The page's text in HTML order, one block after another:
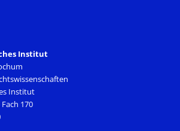
Institut
Institut
170